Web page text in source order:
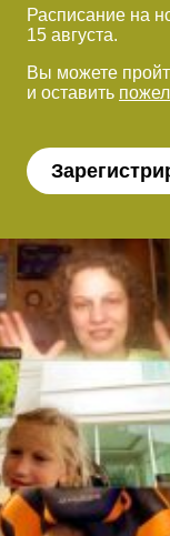
Расписание на
15 августа.
Вы можете
и оставить